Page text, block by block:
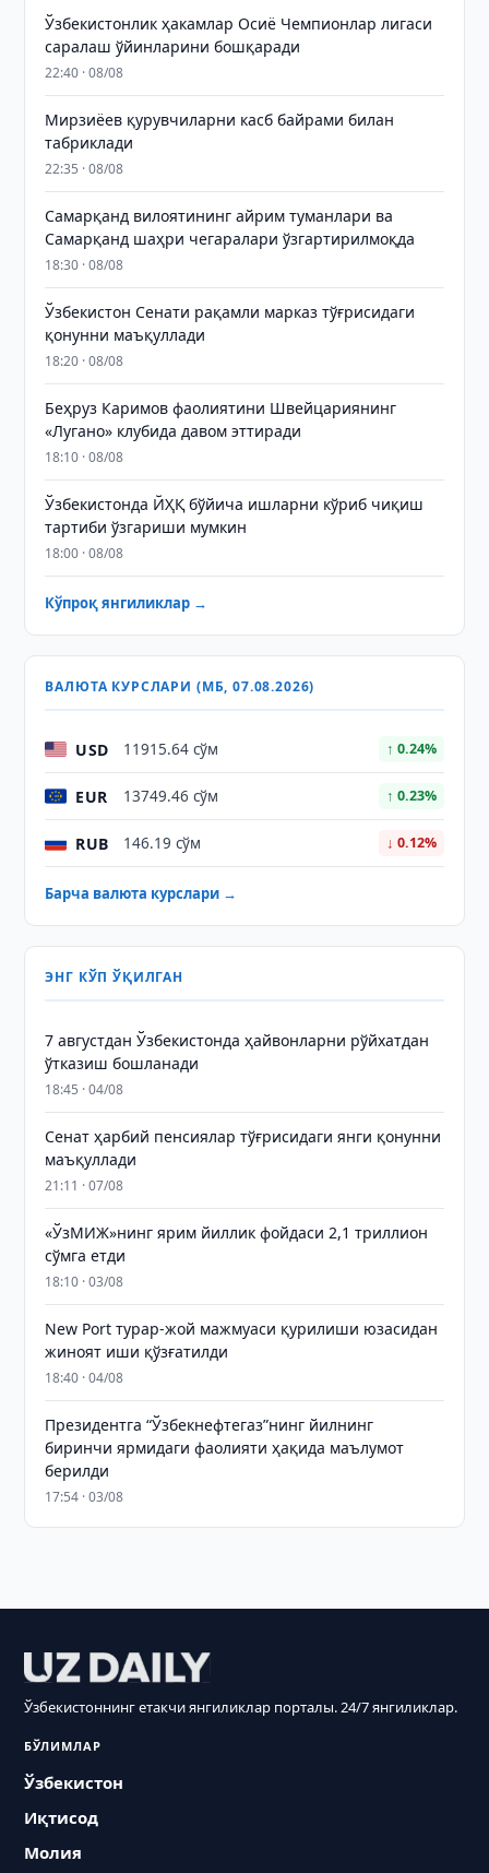
Ўзбекистонлик ҳакамлар Осиё Чемпионлар лигаси
саралаш ўйинларини бошқаради
22:40 · 08/08
Мирзиёев қурувчиларни касб байрами билан
табриклади
22:35 · 08/08
Самарқанд вилоятининг айрим туманлари ва
Самарқанд шаҳри чегаралари ўзгартирилмоқда
18:30 · 08/08
Ўзбекистон Сенати рақамли марказ тўғрисидаги
қонунни маъқуллади
18:20 · 08/08
Беҳруз Каримов фаолиятини Швейцариянинг
«Лугано» клубида давом эттиради
18:10 · 08/08
Ўзбекистонда ЙҲҚ бўйича ишларни кўриб чиқиш
тартиби ўзгариши мумкин
18:00 · 08/08
Кўпроқ янгиликлар →
ВАЛЮТА КУРСЛАРИ (МБ, 07.08.2026)
USD 11915.64 сўм ↑ 0.24%
EUR 13749.46 сўм ↑ 0.23%
RUB 146.19 сўм ↓ 0.12%
Барча валюта курслари →
ЭНГ КЎП ЎҚИЛГАН
7 августдан Ўзбекистонда ҳайвонларни рўйхатдан
ўтказиш бошланади
18:45 · 04/08
Сенат ҳарбий пенсиялар тўғрисидаги янги қонунни
маъқуллади
21:11 · 07/08
«ЎзМИЖ»нинг ярим йиллик фойдаси 2,1 триллион
сўмга етди
18:10 · 03/08
New Port турар-жой мажмуаси қурилиши юзасидан
жиноят иши қўзғатилди
18:40 · 04/08
Президентга “Ўзбекнефтегаз”нинг йилнинг
биринчи ярмидаги фаолияти ҳақида маълумот
берилди
17:54 · 03/08
Ўзбекистоннинг етакчи янгиликлар порталы. 24/7 янгиликлар.
БЎЛИМЛАР
Ўзбекистон
Иқтисод
Молия